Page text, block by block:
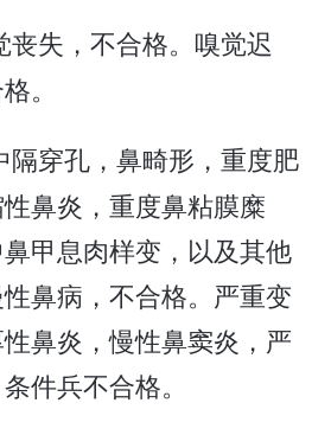
丧失，不合格。嗅觉迟
。
隔穿孔，鼻畸形，重度肥
鼻炎，重度鼻粘膜糜
甲息肉样变，以及其他
鼻病，不合格。严重变
鼻炎，慢性鼻窦炎，严
件兵不合格。